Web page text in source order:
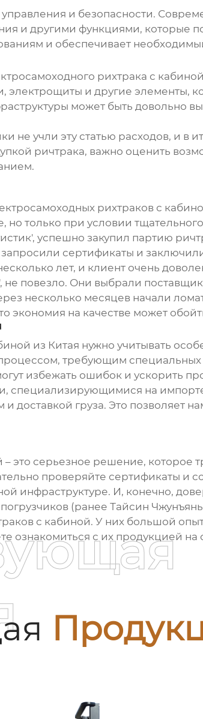
и безопасности.
и другими функциями, которые
и обеспечивает
рихтрака с кабиной
электрощиты и другие элементы,
может быть довольно
не учли эту статью расходов, и в
ричтрака, важно оценить
рихтраков с
только при условии
успешно закупил партию
сертификаты и
лет, и клиент очень
повезло. Они выбрали
несколько месяцев начали
экономия на качестве может
из Китая нужно учитывать
требующим
избежать ошибок и ускорить
специализирующимися на
груза. Это позволяет
– это серьезное решение, которое
проверяйте сертификаты и
инфраструктуре. И, конечно,
(ранее Тайсин
с кабиной. У них большой
с их продукцией на